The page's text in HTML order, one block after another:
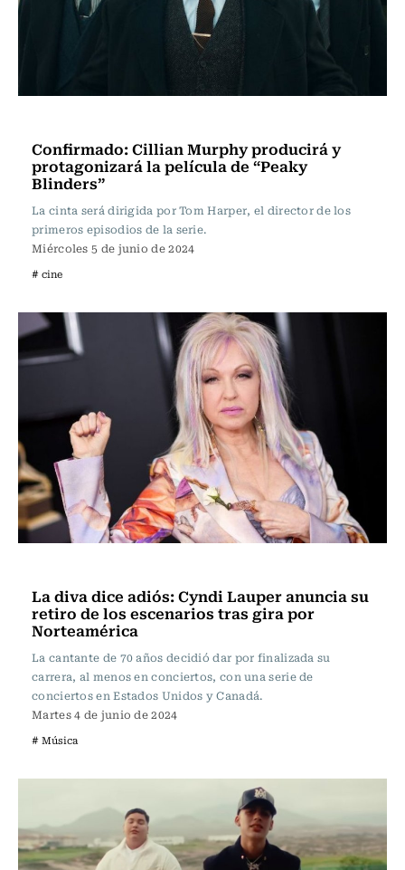
Confirmado: Cillian Murphy producirá y
protagonizará la película de “Peaky
Blinders”
La cinta será dirigida por Tom Harper, el director de los
primeros episodios de la serie.
Miércoles 5 de junio de 2024
# cine
La diva dice adiós: Cyndi Lauper anuncia su
retiro de los escenarios tras gira por
Norteamérica
La cantante de 70 años decidió dar por finalizada su
carrera, al menos en conciertos, con una serie de
conciertos en Estados Unidos y Canadá.
Martes 4 de junio de 2024
# Música